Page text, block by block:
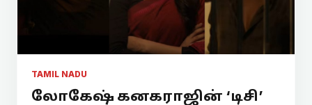
TAMIL NADU
லோகேஷ் கனகராஜின் ‘டிசி’